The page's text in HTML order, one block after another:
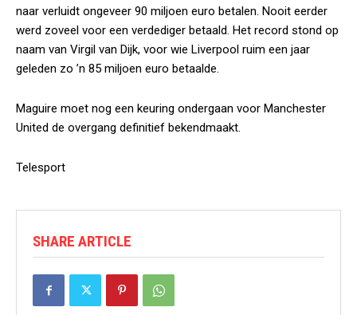
naar verluidt ongeveer 90 miljoen euro betalen. Nooit eerder
werd zoveel voor een verdediger betaald. Het record stond op
naam van Virgil van Dijk, voor wie Liverpool ruim een jaar
geleden zo ’n 85 miljoen euro betaalde.
Maguire moet nog een keuring ondergaan voor Manchester
United de overgang definitief bekendmaakt.
Telesport
SHARE ARTICLE